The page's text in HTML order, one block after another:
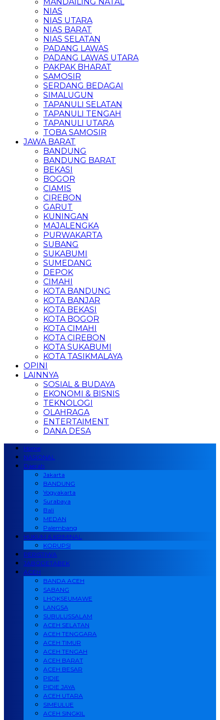
NIAS
NIAS UTARA
NIAS BARAT
NIAS SELATAN
PADANG LAWAS
PADANG LAWAS UTARA
PAKPAK BHARAT
SAMOSIR
SERDANG BEDAGAI
SIMALUGUN
TAPANULI SELATAN
TAPANULI TENGAH
TAPANULI UTARA
TOBA SAMOSIR
JAWA BARAT
BANDUNG
BANDUNG BARAT
BEKASI
BOGOR
CIAMIS
CIREBON
GARUT
KUNINGAN
MAJALENGKA
PURWAKARTA
SUBANG
SUKABUMI
SUMEDANG
DEPOK
CIMAHI
KOTA BANDUNG
KOTA BANJAR
KOTA BEKASI
KOTA BOGOR
KOTA CIMAHI
KOTA CIREBON
KOTA SUKABUMI
KOTA TASIKMALAYA
OPINI
LAINNYA
SOSIAL & BUDAYA
EKONOMI & BISNIS
TEKNOLOGI
OLAHRAGA
ENTERTAIMENT
DANA DESA
Home
NASIONAL
Daerah
Jakarta
BANDUNG
Yogyakarta
Surabaya
Bali
MEDAN
Palembang
HUKUM & KRIMINAL
KORUPSI
PERISTIWA
JABODETABEK
ACEH
BANDA ACEH
SABANG
LHOKSEUMAWE
LANGSA
SUBULUSSALAM
ACEH SELATAN
ACEH TENGGARA
ACEH TIMUR
ACEH TENGAH
ACEH BARAT
ACEH BESAR
PIDIE
PIDIE JAYA
ACEH UTARA
SIMEULUE
ACEH SINGKIL